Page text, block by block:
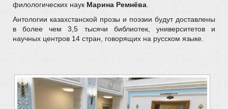
филологических наук Марина Ремнёва.
Антологии казахстанской прозы и поэзии будут доставлены
в более чем 3,5 тысячи библиотек, университетов и
научных центров 14 стран, говорящих на русском языке.